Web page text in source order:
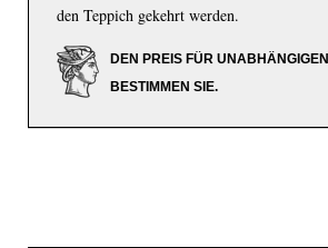
den Teppich gekehrt werden.
DEN PREIS FÜR
BESTIMMEN SIE.